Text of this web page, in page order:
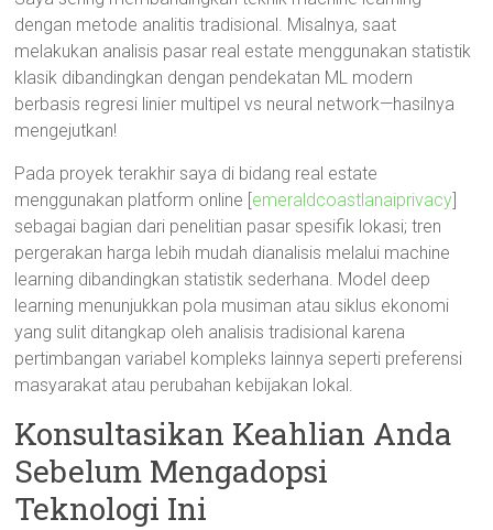
dengan metode analitis tradisional. Misalnya, saat
melakukan analisis pasar real estate menggunakan statistik
klasik dibandingkan dengan pendekatan ML modern
berbasis regresi linier multipel vs neural network—hasilnya
mengejutkan!
Pada proyek terakhir saya di bidang real estate
menggunakan platform online [emeraldcoastlanaiprivacy]
sebagai bagian dari penelitian pasar spesifik lokasi; tren
pergerakan harga lebih mudah dianalisis melalui machine
learning dibandingkan statistik sederhana. Model deep
learning menunjukkan pola musiman atau siklus ekonomi
yang sulit ditangkap oleh analisis tradisional karena
pertimbangan variabel kompleks lainnya seperti preferensi
masyarakat atau perubahan kebijakan lokal.
Konsultasikan Keahlian Anda
Sebelum Mengadopsi
Teknologi Ini